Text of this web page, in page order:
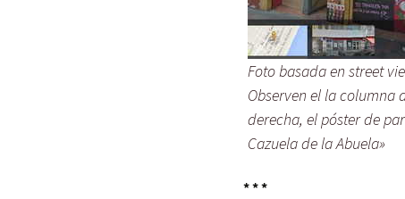
Foto basada en street
Observen el la columna
derecha, el póster de
Cazuela de la Abuela»
* * *